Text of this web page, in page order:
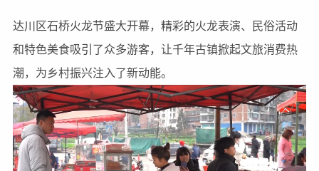
达川区石桥火龙节盛大开幕，精彩的火龙表演、民俗活动
和特色美食吸引了众多游客，让千年古镇掀起文旅消费热
潮，为乡村振兴注入了新动能。